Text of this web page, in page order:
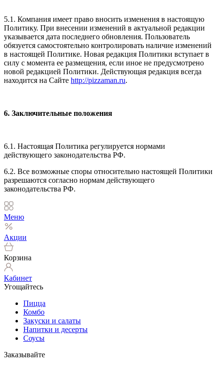
5.1. Компания имеет право вносить изменения в настоящую
Политику. При внесении изменений в актуальной редакции
указывается дата последнего обновления. Пользователь
обязуется самостоятельно контролировать наличие изменений
в настоящей Политике. Новая редакция Политики вступает в
силу с момента ее размещения, если иное не предусмотрено
новой редакцией Политики. Действующая редакция всегда
находится на Сайте http://pizzaman.ru.
6. Заключительные положения
6.1. Настоящая Политика регулируется нормами
действующего законодательства РФ.
6.2. Все возможные споры относительно настоящей Политики
разрешаются согласно нормам действующего
законодательства РФ.
Меню
Акции
Корзина
Кабинет
Угощайтесь
Пицца
Комбо
Закуски и салаты
Напитки и десерты
Соусы
Заказывайте